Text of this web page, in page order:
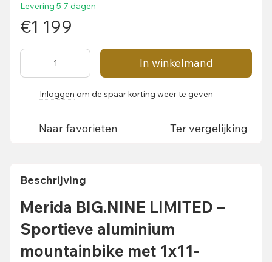
Levering 5-7 dagen
€1 199
In winkelmand
Inloggen om de spaar korting weer te geven
Naar favorieten Ter vergelijking
Beschrijving
Merida BIG.NINE LIMITED –
Sportieve aluminium
mountainbike met 1x11-